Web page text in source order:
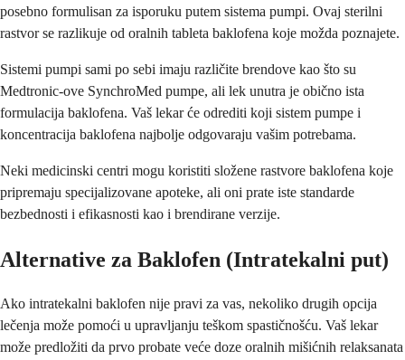
posebno formulisan za isporuku putem sistema pumpi. Ovaj sterilni
rastvor se razlikuje od oralnih tableta baklofena koje možda poznajete.
Sistemi pumpi sami po sebi imaju različite brendove kao što su
Medtronic-ove SynchroMed pumpe, ali lek unutra je obično ista
formulacija baklofena. Vaš lekar će odrediti koji sistem pumpe i
koncentracija baklofena najbolje odgovaraju vašim potrebama.
Neki medicinski centri mogu koristiti složene rastvore baklofena koje
pripremaju specijalizovane apoteke, ali oni prate iste standarde
bezbednosti i efikasnosti kao i brendirane verzije.
Alternative za Baklofen (Intratekalni put)
Ako intratekalni baklofen nije pravi za vas, nekoliko drugih opcija
lečenja može pomoći u upravljanju teškom spastičnošću. Vaš lekar
može predložiti da prvo probate veće doze oralnih mišićnih relaksanata